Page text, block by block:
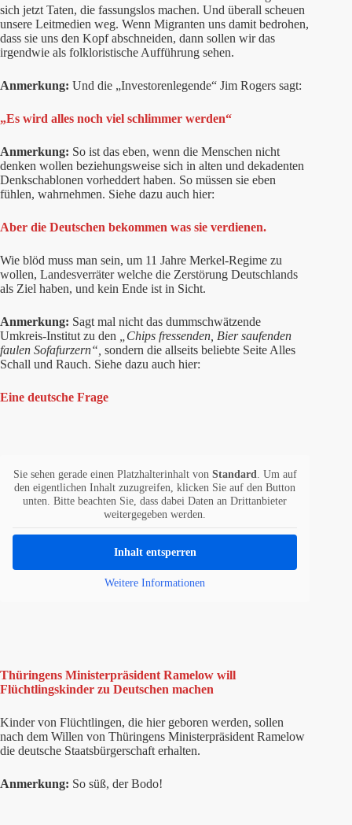
sich jetzt Taten, die fassungslos machen. Und überall scheuen
unsere Leitmedien weg. Wenn Migranten uns damit bedrohen,
dass sie uns den Kopf abschneiden, dann sollen wir das
irgendwie als folkloristische Aufführung sehen.
Anmerkung: Und die „Investorenlegende“ Jim Rogers sagt:
„Es wird alles noch viel schlimmer werden“
Anmerkung: So ist das eben, wenn die Menschen nicht
denken wollen beziehungsweise sich in alten und dekadenten
Denkschablonen vorheddert haben. So müssen sie eben
fühlen, wahrnehmen. Siehe dazu auch hier:
Aber die Deutschen bekommen was sie verdienen.
Wie blöd muss man sein, um 11 Jahre Merkel-Regime zu
wollen, Landesverräter welche die Zerstörung Deutschlands
als Ziel haben, und kein Ende ist in Sicht.
Anmerkung: Sagt mal nicht das dummschwätzende
Umkreis-Institut zu den
„Chips fressenden, Bier saufenden
faulen Sofafurzern“, sondern die allseits beliebte Seite Alles
Schall und Rauch. Siehe dazu auch hier:
Eine deutsche Frage
Sie sehen gerade einen Platzhalterinhalt von Standard
. Um auf
den eigentlichen Inhalt zuzugreifen, klicken Sie auf den Button
unten. Bitte beachten Sie, dass dabei Daten an Drittanbieter
weitergegeben werden.
Inhalt entsperren
Weitere Informationen
Thüringens Ministerpräsident Ramelow will
Flüchtlingskinder zu Deutschen machen
Kinder von Flüchtlingen, die hier geboren werden, sollen
nach dem Willen von Thüringens Ministerpräsident Ramelow
die deutsche Staatsbürgerschaft erhalten.
Anmerkung: So süß, der Bodo!